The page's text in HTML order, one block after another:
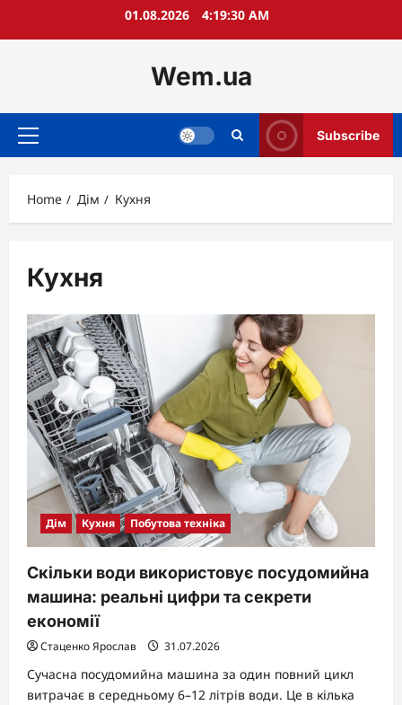
01.08.2026 4:19:32 AM
Wem.ua
Primary
Subscribe
Home Дім Кухня
Кухня
Дім Кухня Побутова техніка
Скільки води використовує посудомийна
машина: реальні цифри та секрети
економії
Стаценко Ярослав 31.07.2026
Сучасна посудомийна машина за один повний цикл
витрачає в середньому 6–12 літрів води. Це в кілька